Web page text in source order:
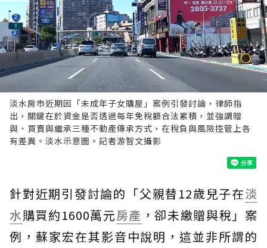
淡水房市近期因「未成年子女購屋」案例引發討論，律師指
出，關鍵在於資金是否透過每年免稅額合法累積，並強調贈
與、買賣與繼承三種不動產傳承方式，在稅負與風險控管上各
有差異。淡水示意圖。記者游智文攝影
針對近期引發討論的「父親替12歲兒子在淡
水購買約1600萬元房產 ，卻未繳贈與稅」案
例，蘇家宏在其影音中說明，這並非所謂的